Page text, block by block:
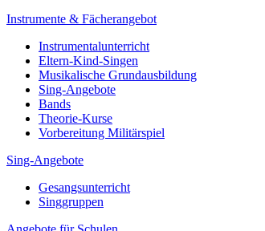
Instrumente & Fächerangebot
Instrumentalunterricht
Eltern-Kind-Singen
Musikalische Grundausbildung
Sing-Angebote
Bands
Theorie-Kurse
Vorbereitung Militärspiel
Sing-Angebote
Gesangsunterricht
Singgruppen